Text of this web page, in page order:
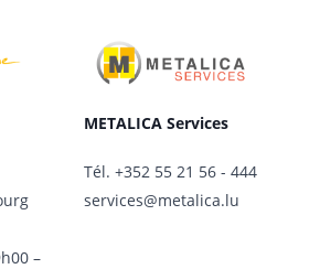
–
METALICA Services
Tél. +352 55 21 56 - 444
services@metalica.lu